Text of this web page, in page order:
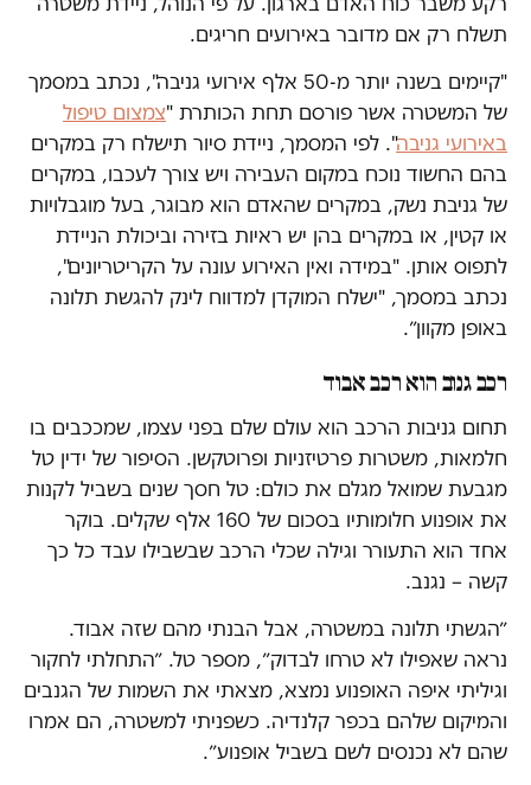
תשלח רק אם מדובר באירועים חריגים.
"קיימים בשנה יותר מ-50 אלף אירועי גניבה", נכתב במסמך
של המשטרה אשר פורסם תחת הכותרת "צמצום טיפול
באירועי גניבה". לפי המסמך, ניידת סיור תישלח רק במקרים
בהם החשוד נוכח במקום העבירה ויש צורך לעכבו, במקרים
של גניבת נשק, במקרים שהאדם הוא מבוגר, בעל מוגבלויות
או קטין, או במקרים בהן יש ראיות בזירה וביכולת הניידת
לתפוס אותן. "במידה ואין האירוע עונה על הקריטריונים",
נכתב במסמך, "ישלח המוקדן למדווח לינק להגשת תלונה
באופן מקוון״.
רכב גנוב הוא רכב אבוד
תחום גניבות הרכב הוא עולם שלם בפני עצמו, שמככבים בו
חלמאות, משטרות פרטיזניות ופרוטקשן. הסיפור של ידין טל
מגבעת שמואל מגלם את כולם: טל חסך שנים בשביל לקנות
את אופנוע חלומותיו בסכום של 160 אלף שקלים. בוקר
אחד הוא התעורר וגילה שכלי הרכב שבשבילו עבד כל כך
קשה – נגנב.
״הגשתי תלונה במשטרה, אבל הבנתי מהם שזה אבוד.
נראה שאפילו לא טרחו לבדוק״, מספר טל. ״התחלתי לחקור
וגיליתי איפה האופנוע נמצא, מצאתי את השמות של הגנבים
והמיקום שלהם בכפר קלנדיה. כשפניתי למשטרה, הם אמרו
שהם לא נכנסים לשם בשביל אופנוע״.